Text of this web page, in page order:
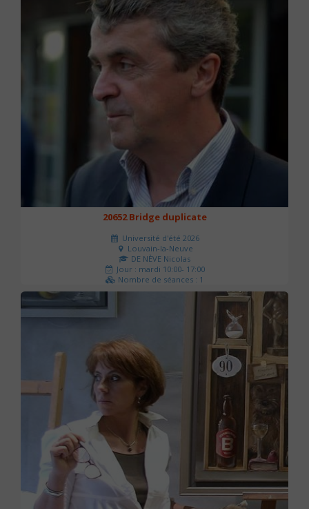
20652 Bridge duplicate
Université d'été 2026
Louvain-la-Neuve
DE NÈVE Nicolas
Jour : mardi 10:00- 17:00
Nombre de séances : 1
50 €